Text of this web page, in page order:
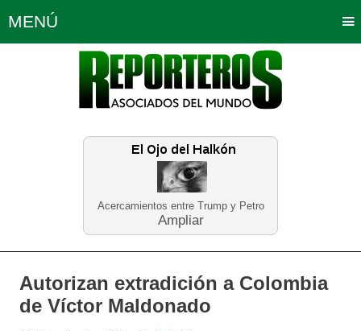
Acercamientos entre Trump y Petro
Ampliar
MENÚ
Política Opinión Bogotá
Planeta Tierra Deportes
Educación Neira
Autorizan extradición a Colombia
de Víctor Maldonado